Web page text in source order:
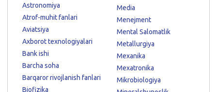
Astronomiya
Atrof-muhit fanlari
Aviatsiya
Axborot texnologiyalari
Bank ishi
Barcha soha
Barqaror rivojlanish fanlari
Biofizika
Media
Menejment
Mental Salomatlik
Metallurgiya
Mexanika
Mexatronika
Mikrobiologiya